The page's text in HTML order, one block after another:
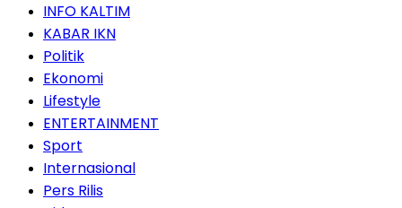
INFO KALTIM
KABAR IKN
Politik
Ekonomi
Lifestyle
ENTERTAINMENT
Sport
Internasional
Pers Rilis